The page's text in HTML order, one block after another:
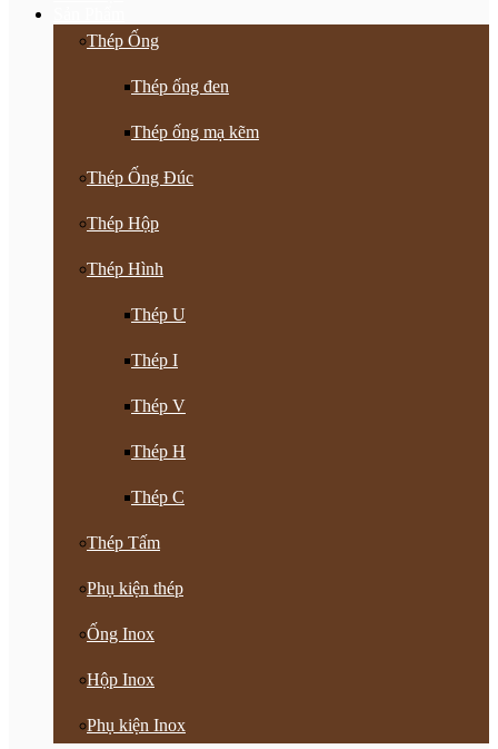
Thép Ống
Thép ống đen
Thép ống mạ kẽm
Thép Ống Đúc
Thép Hộp
Thép Hình
Thép U
Thép I
Thép V
Thép H
Thép C
Thép Tấm
Phụ kiện thép
Ống Inox
Hộp Inox
Phụ kiện Inox